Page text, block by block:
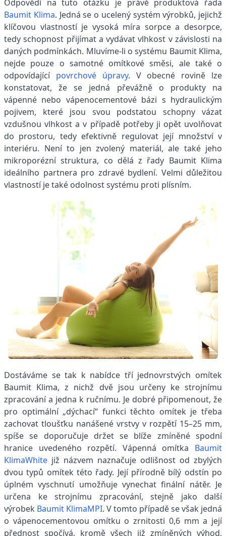
Odpovědí na tuto otázku je právě produktová řada
Baumit Klima. Jedná se o ucelený systém výrobků, jejichž
klíčovou vlastností je vysoká míra sorpce a desorpce,
tedy schopnost přijímat a vydávat vlhkost v závislosti na
daných podmínkách. Mluvíme-li o systému Baumit Klima,
nejde pouze o samotné omítkové směsi, ale také o
odpovídající povrchové úpravy. V obecné rovině lze
konstatovat, že se jedná převážně o produkty na
vápenné nebo vápenocementové bázi s hydraulickým
pojivem, které jsou svou podstatou schopny vázat
vzdušnou vlhkost a v případě potřeby ji opět uvolňovat
do prostoru, tedy efektivně regulovat její množství v
interiéru. Není to jen zvolený materiál, ale také jeho
mikroporézní struktura, co dělá z řady Baumit Klima
ideálního partnera pro zdravé bydlení. Velmi důležitou
vlastností je také odolnost systému proti plísním.
Dostáváme se tak k nabídce tří jednovrstvých omítek
Baumit Klima, z nichž dvě jsou určeny ke strojnímu
zpracování a jedna k ručnímu. Je dobré připomenout, že
pro optimální „dýchací“ funkci těchto omítek je třeba
zachovat tloušťku nanášené vrstvy v rozpětí 15–25 mm,
spíše se doporučuje držet se blíže zmíněné spodní
hranice uvedeného rozpětí. Vápenná omítka Baumit
KlimaWhite již názvem naznačuje odlišnost od zbylých
dvou typů omítek této řady. Její přírodně bílý odstín po
úplném vyschnutí umožňuje vynechat finální nátěr. Je
určena ke strojnímu zpracování, stejně jako další
výrobek Baumit KlimaMPI. V tomto případě se však jedná
o vápenocementovou omítku o zrnitosti 0,6 mm a její
přednost spočívá, kromě všech již zmíněných výhod,